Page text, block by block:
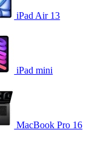
iPad Air 13
iPad mini
MacBook Pro 16